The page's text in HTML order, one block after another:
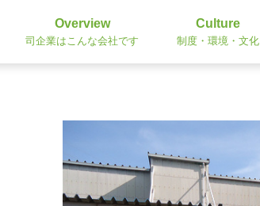
Overview
司企業はこんな会社です
Culture
制度・環境・文化